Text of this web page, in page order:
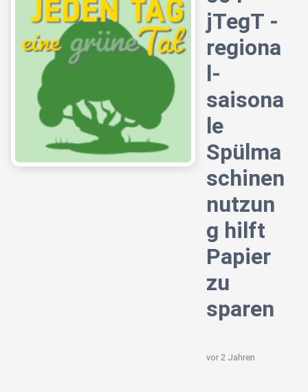
jTegT -
regiona
l-
saisona
le
Spülma
schinen
nutzun
g hilft
Papier
zu
sparen
vor 2 Jahren